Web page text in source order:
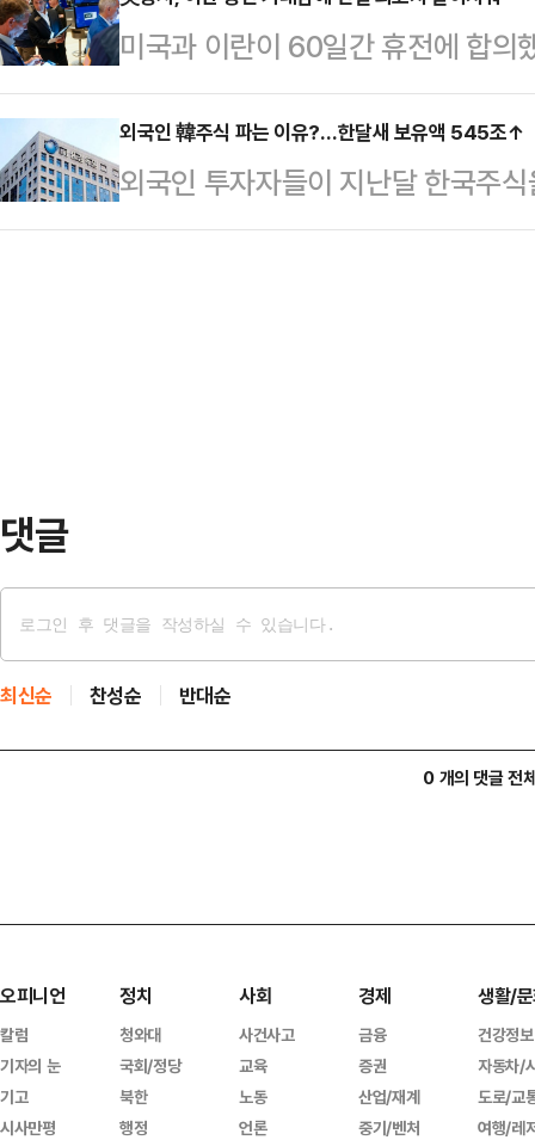
률은 8.16%에 달했다. 이 밖에도
(4.73%), 성남 …
있다.장중에는 28만3500원까지
강세는 다음달 5일 방한하는 황
로 풀이된다.황 CEO는 다음달 1~4
연례 개발자 콘퍼런스 ‘GTC 타이
예…
미국과 이란이 60일간 휴전에 합의
행진을 이어갔다. 3대 지수는 이날
CNBC 방송에 따르면 뉴욕증권거
존스지수는 28일(현지시간) 전 거
662.57에 마감했다. 대형주 위주
외국인 韓주식 파는 이유?…한달새 보유액 545조↑
외국인 투자자들이 지난달 한국주
다.코스피 상승세에 힘입어 한국주
댓글
최신순 찬성순 반대순
0 개의 댓글 전
오피니언
칼럼
기자의 눈
기고
시사만평
정치
청와대
국회/정당
북한
행정
사회
사건사고
교육
노동
언론
경제
금융
증권
산업/재계
중기/벤처
생활/
건강정보
자동차/
도로/교
여행/레